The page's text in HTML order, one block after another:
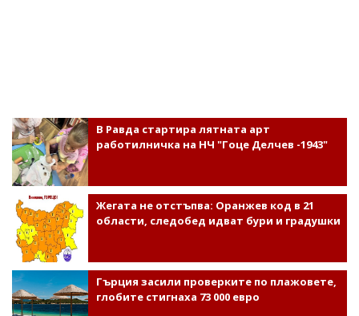
В Равда стартира лятната арт
работилничка на НЧ "Гоце Делчев -1943"
Жегата не отстъпва: Оранжев код в 21
области, следобед идват бури и градушки
Гърция засили проверките по плажовете,
глобите стигнаха 73 000 евро